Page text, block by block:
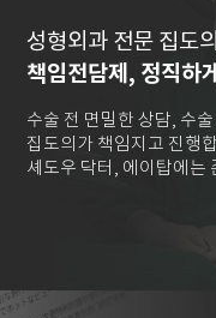
성형외과 전문 집도의
책임전담제, 정직하
수술 전 면밀한 상담, 수
집도의가 책임지고 진행
셰도우 닥터, 에이탑에는